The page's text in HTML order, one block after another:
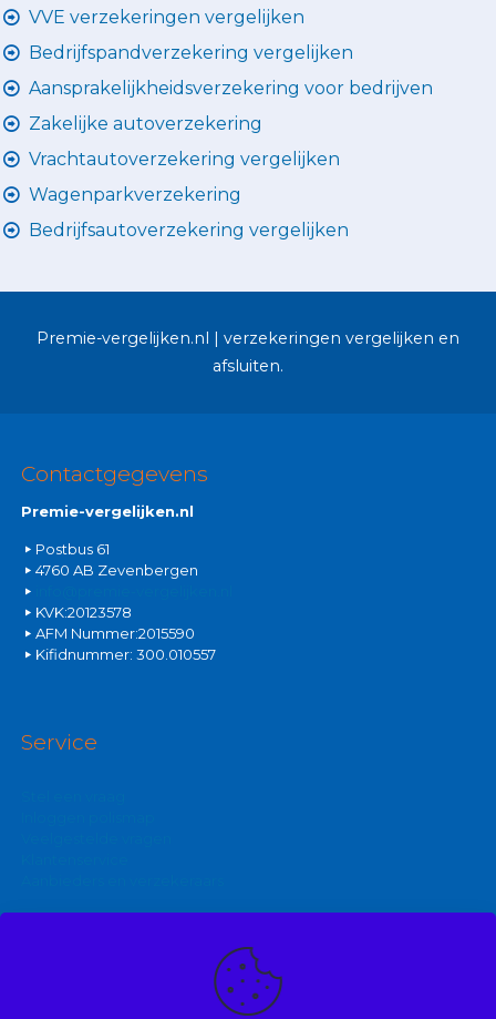
VVE verzekeringen vergelijken
Bedrijfspandverzekering vergelijken
Aansprakelijkheidsverzekering voor bedrijven
Zakelijke autoverzekering
Vrachtautoverzekering vergelijken
Wagenparkverzekering
Bedrijfsautoverzekering vergelijken
Premie-vergelijken.nl | verzekeringen vergelijken en
afsluiten.
Contactgegevens
Premie-vergelijken.nl
Postbus 61
4760 AB Zevenbergen
KVK:20123578
AFM Nummer:2015590
Kifidnummer: 300.010557
Service